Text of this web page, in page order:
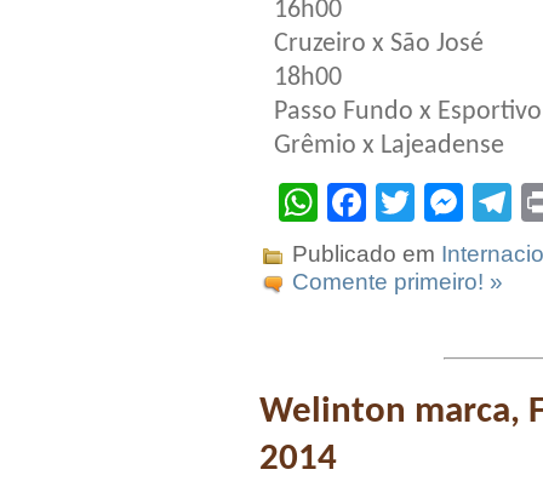
16h00
Cruzeiro x São José
18h00
Passo Fundo x Esportivo
Grêmio x Lajeadense
WhatsApp
Facebook
Twitter
Publicado em
Comente primeiro! »
Welinton marca,
2014